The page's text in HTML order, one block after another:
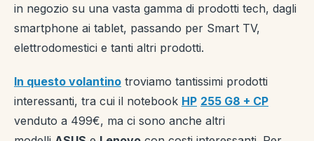
in negozio su una vasta gamma di prodotti tech, dagli
smartphone ai tablet, passando per Smart TV,
elettrodomestici e tanti altri prodotti.
In questo volantino troviamo tantissimi prodotti
interessanti, tra cui il notebook HP 255 G8 + CP
venduto a 499€, ma ci sono anche altri